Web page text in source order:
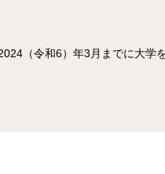
（令和6）年3月までに大学